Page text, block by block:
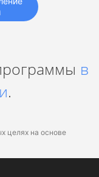
в
.
целях на основе